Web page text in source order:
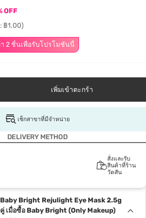
2 ชิ้นเพื่อรับโปรโมชันนี้
OFF
฿1.00)
เพิ่มเข้าตะกร้า
เช็กสาขาที่มีจำหน่าย
DELIVERY METHOD
สั่งและรับ
สินค้าที่ร้าน
วัตสัน
Bright Rejulight Eye Mask 2.5g
เมื่อซื้อ Baby Bright (Only Makeup)